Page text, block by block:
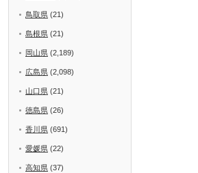
鳥取県 (21)
島根県 (21)
岡山県 (2,189)
広島県 (2,098)
山口県 (21)
徳島県 (26)
香川県 (691)
愛媛県 (22)
高知県 (37)